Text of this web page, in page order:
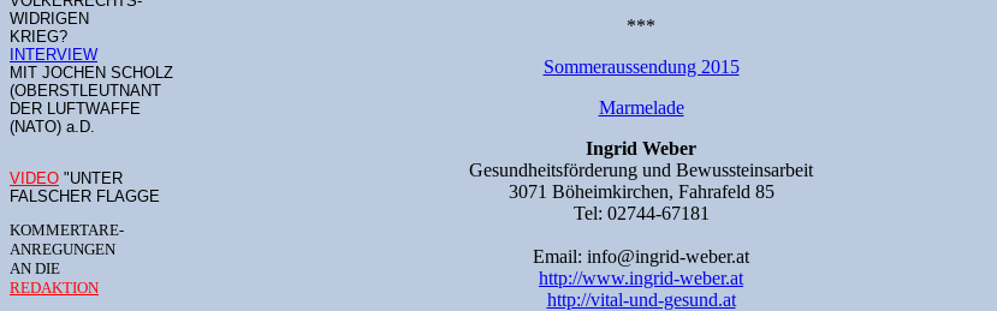
WIDRIGEN
KRIEG?
INTERVIEW
MIT JOCHEN SCHOLZ
(OBERSTLEUTNANT
DER LUFTWAFFE
(NATO) a.D.
VIDEO "UNTER
FALSCHER FLAGGE
KOMMERTARE-
ANREGUNGEN
AN DIE
REDAKTION
***
Sommeraussendung 2015
Marmelade
Ingrid Weber
Gesundheitsförderung und Bewussteinsarbeit
3071 Böheimkirchen, Fahrafeld 85
Tel: 02744-67181
Email: info@ingrid-weber.at
http://www.ingrid-weber.at
http://vital-und-gesund.at